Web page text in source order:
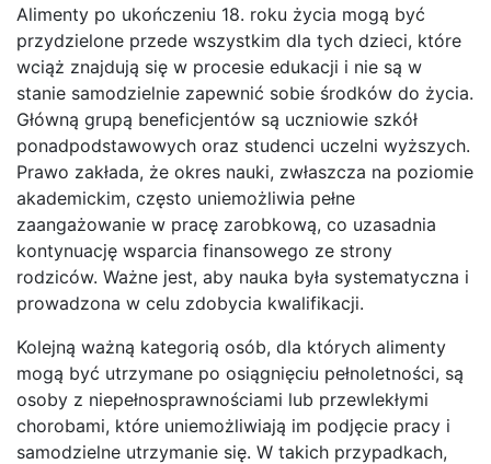
Alimenty po ukończeniu 18. roku życia mogą być
przydzielone przede wszystkim dla tych dzieci, które
wciąż znajdują się w procesie edukacji i nie są w
stanie samodzielnie zapewnić sobie środków do życia.
Główną grupą beneficjentów są uczniowie szkół
ponadpodstawowych oraz studenci uczelni wyższych.
Prawo zakłada, że okres nauki, zwłaszcza na poziomie
akademickim, często uniemożliwia pełne
zaangażowanie w pracę zarobkową, co uzasadnia
kontynuację wsparcia finansowego ze strony
rodziców. Ważne jest, aby nauka była systematyczna i
prowadzona w celu zdobycia kwalifikacji.
Kolejną ważną kategorią osób, dla których alimenty
mogą być utrzymane po osiągnięciu pełnoletności, są
osoby z niepełnosprawnościami lub przewlekłymi
chorobami, które uniemożliwiają im podjęcie pracy i
samodzielne utrzymanie się. W takich przypadkach,